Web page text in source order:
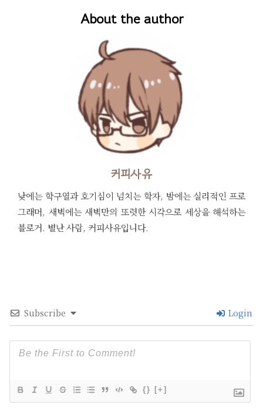
About the author
커피사유
낮에는 학구열과 호기심이 넘치는 학자, 밤에는 실리적인 프로
그래머, 새벽에는 새벽만의 또렷한 시각으로 세상을 해석하는
블로거. 별난 사람, 커피사유입니다.
Subscribe Login
{} [+]